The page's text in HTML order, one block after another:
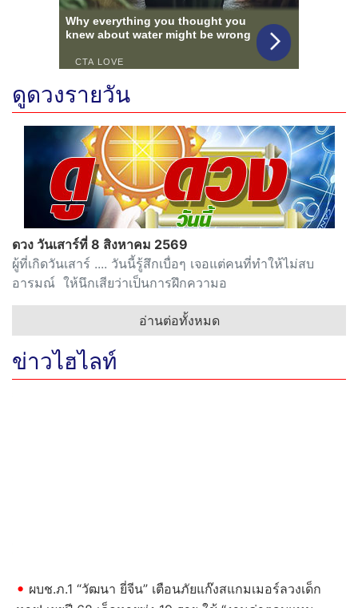
ดูดวงรายวัน
ดวง วันเสาร์ที่ 8 สิงหาคม 2569
ผู้ที่เกิดวันเสาร์ .... วันนี้รู้สึกเบื่อๆ เจอแต่คนที่ทำให้ไม่สบ
อารมณ์ ให้นึกเสียว่าเป็นการฝึกความอ
อ่านต่อทั้งหมด
ข่าวไฮไลท์
ผบช.ภ.1 “วัฒนา ยี่จีน” เตือนภัยแก๊งสแกมเมอร์ลวงเด็ก